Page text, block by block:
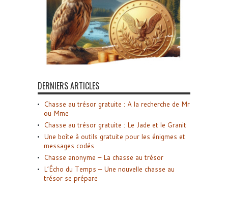
DERNIERS ARTICLES
Chasse au trésor gratuite : A la recherche de Mr
ou Mme
Chasse au trésor gratuite : Le Jade et le Granit
Une boîte à outils gratuite pour les énigmes et
messages codés
Chasse anonyme – La chasse au trésor
L’Écho du Temps – Une nouvelle chasse au
trésor se prépare